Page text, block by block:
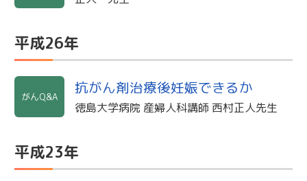
平成26年
がんQ&A 抗がん剤治療後妊娠できるか
徳島大学病院 産婦人科講師 西村正人先生
平成23年